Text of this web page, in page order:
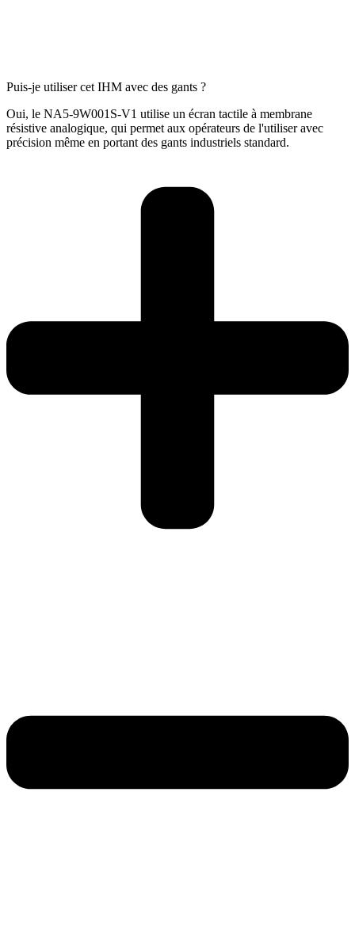
Puis-je utiliser cet IHM avec des gants ?
Oui, le NA5-9W001S-V1 utilise un écran tactile à membrane
résistive analogique, qui permet aux opérateurs de l'utiliser avec
précision même en portant des gants industriels standard.